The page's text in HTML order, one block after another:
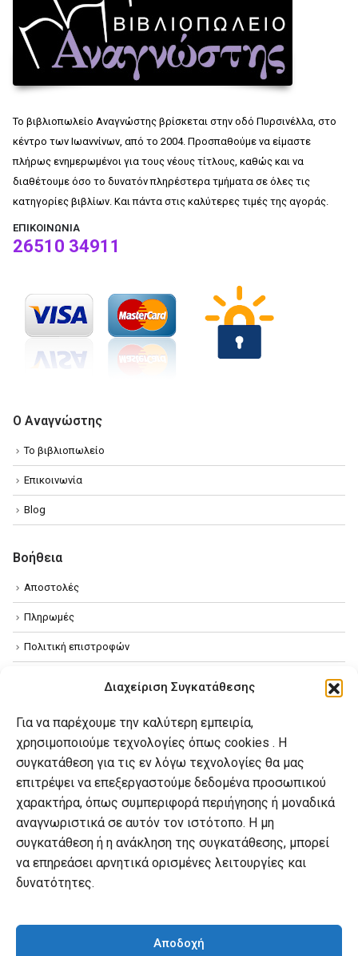
Διαχείριση Συγκατάθεσης
Για να παρέχουμε την καλύτερη εμπειρία,
χρησιμοποιούμε τεχνολογίες όπως cookies . Η
συγκατάθεση για τις εν λόγω τεχνολογίες θα μας
επιτρέψει να επεξεργαστούμε δεδομένα προσωπικού
χαρακτήρα, όπως συμπεριφορά περιήγησης ή μοναδικά
αναγνωριστικά σε αυτόν τον ιστότοπο. Η μη
συγκατάθεση ή η ανάκληση της συγκατάθεσης, μπορεί
να επηρεάσει αρνητικά ορισμένες λειτουργίες και
δυνατότητες.
Αποδοχή
Το βιβλιοπωλείο Αναγνώστης βρίσκεται στην οδό Πυρσινέλλα, στο
κέντρο των Ιωαννίνων, από το 2004. Προσπαθούμε να είμαστε
πλήρως ενημερωμένοι για τους νέους τίτλους, καθώς και να
διαθέτουμε όσο το δυνατόν πληρέστερα τμήματα σε όλες τις
κατηγορίες βιβλίων. Και πάντα στις καλύτερες τιμές της αγοράς.
ΕΠΙΚΟΙΝΩΝΊΑ
26510 34911
Ο Αναγνώστης
Το βιβλιοπωλείο
Επικοινωνία
Blog
Βοήθεια
Αποστολές
Πληρωμές
Πολιτική επιστροφών
Πολιτική Cookies
Ο λογαριασμός μου
Ο λογαριασμός μου
Οι παραγγελίες μου
Λίστα επιθυμιών